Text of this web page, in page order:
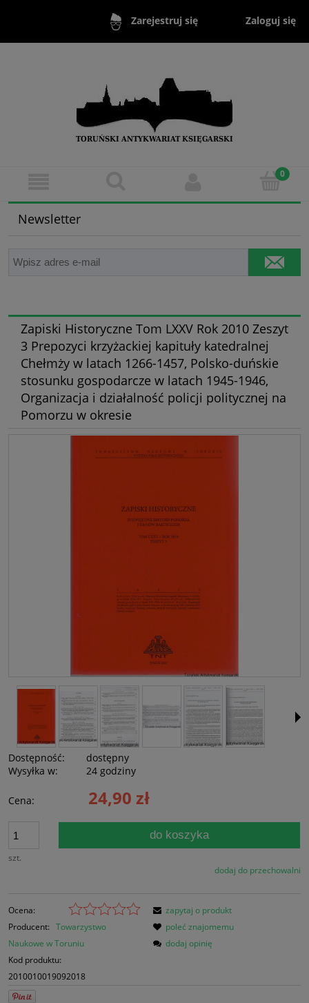
Zarejestruj się Zaloguj się
Newsletter
Zapiski Historyczne Tom LXXV Rok 2010 Zeszyt
3 Prepozyci krzyżackiej kapituły katedralnej
Chełmży w latach 1266-1457, Polsko-duńskie
stosunku gospodarcze w latach 1945-1946,
Organizacja i działalność policji politycznej na
Pomorzu w okresie
Dostępność:
dostępny
Wysyłka w:
24 godziny
Cena: 24,90 zł
szt.
do koszyka
dodaj do przechowalni
Ocena:
Producent: Towarzystwo
Naukowe w Toruniu
Kod produktu:
2010010019092018
zapytaj o produkt
poleć znajomemu
dodaj opinię